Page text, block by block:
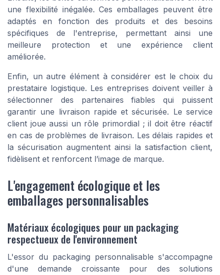
une flexibilité inégalée. Ces emballages peuvent être
adaptés en fonction des produits et des besoins
spécifiques de l'entreprise, permettant ainsi une
meilleure protection et une expérience client
améliorée.
Enfin, un autre élément à considérer est le choix du
prestataire logistique. Les entreprises doivent veiller à
sélectionner des partenaires fiables qui puissent
garantir une livraison rapide et sécurisée. Le service
client joue aussi un rôle primordial ; il doit être réactif
en cas de problèmes de livraison. Les délais rapides et
la sécurisation augmentent ainsi la satisfaction client,
fidèlisent et renforcent l’image de marque.
L'engagement écologique et les
emballages personnalisables
Matériaux écologiques pour un packaging
respectueux de l'environnement
L'essor du packaging personnalisable s'accompagne
d'une demande croissante pour des solutions